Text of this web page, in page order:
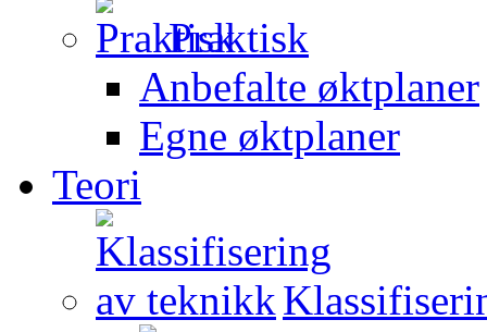
Praktisk
Anbefalte øktplaner
Egne øktplaner
Teori